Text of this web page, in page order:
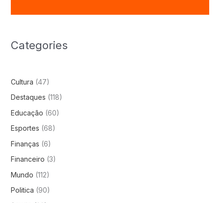
Categories
Cultura (47)
Destaques (118)
Educação (60)
Esportes (68)
Finanças (6)
Financeiro (3)
Mundo (112)
Politica (90)